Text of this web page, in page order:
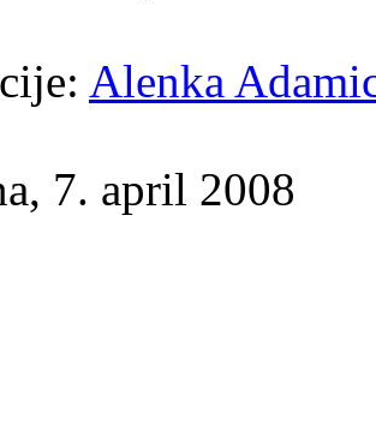
Alenka
7. april 2008